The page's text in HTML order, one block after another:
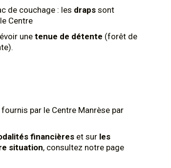
de couchage : les draps sont
Centre
unetenue de détente (forêt de
par le Centre Manrèse par
financières et sur les
situation, consultez notre page